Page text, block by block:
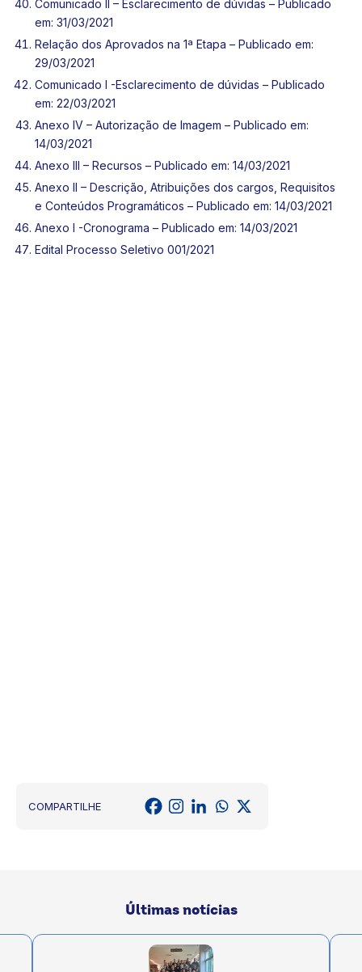
Comunicado II – Esclarecimento de dúvidas – Publicado
em: 31/03/2021
Relação dos Aprovados na 1ª Etapa – Publicado em:
29/03/2021
Comunicado I -Esclarecimento de dúvidas – Publicado
em: 22/03/2021
Anexo IV – Autorização de Imagem – Publicado em:
14/03/2021
Anexo III – Recursos – Publicado em: 14/03/2021
Anexo II – Descrição, Atribuições dos cargos, Requisitos
e Conteúdos Programáticos – Publicado em: 14/03/2021
Anexo I -Cronograma – Publicado em: 14/03/2021
Edital Processo Seletivo 001/2021
COMPARTILHE
Últimas notícias